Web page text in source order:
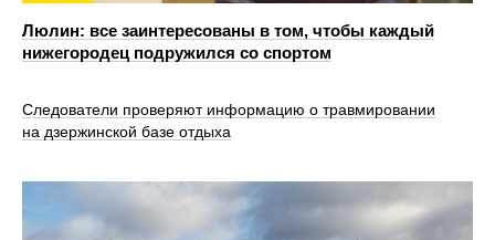
Люлин: все заинтересованы в том, чтобы каждый
нижегородец подружился со спортом
Следователи проверяют информацию о травмировании
на дзержинской базе отдыха